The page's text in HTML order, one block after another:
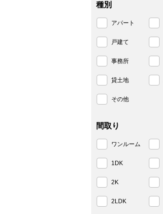
種別
アパート
戸建て
事務所
貸土地
その他
間取り
ワンルーム
1DK
2K
2LDK